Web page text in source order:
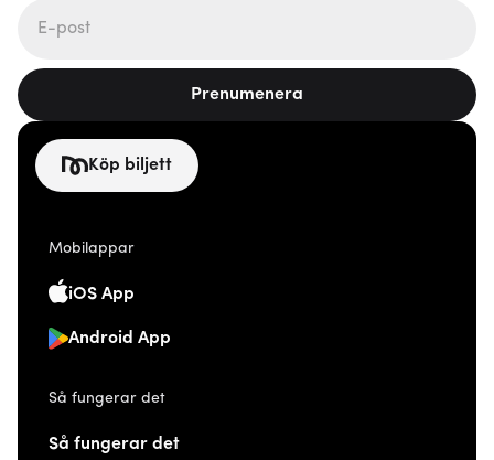
Prenumenera
Köp biljett
Mobilappar
iOS App
Android App
Så fungerar det
Så fungerar det